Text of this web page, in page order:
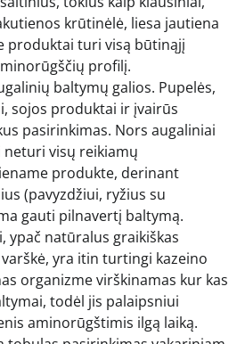
krūtinėlė, liesa jautiena
produktai turi visą būtinąjį
profilį.
baltymų galios. Pupelės,
sojos produktai ir įvairūs
pasirinkimas. Nors augaliniai
neturi visų reikiamų
produkte, derinant
(pavyzdžiui, ryžius su
gauti pilnavertį baltymą.
ypač natūralus graikiškas
yra itin turtingi kazeino
organizme virškinamas kur kas
todėl jis palaipsniui
aminorūgštimis ilgą laiką.